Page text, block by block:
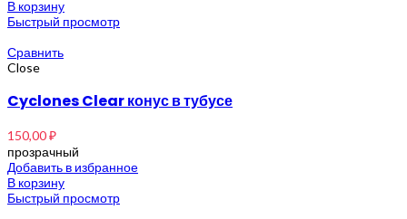
В корзину
Быстрый просмотр
Сравнить
Close
Cyclones Clear конус в тубусе
150,00₽
прозрачный
Добавить в избранное
В корзину
Быстрый просмотр